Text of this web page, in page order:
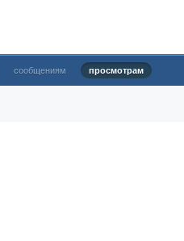
сообщениям просмотрам